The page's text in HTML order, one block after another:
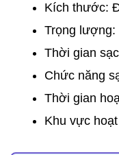
Kích thước:
Trọng lượng:
Thời gian
Chức năng
Thời gian
Khu vực